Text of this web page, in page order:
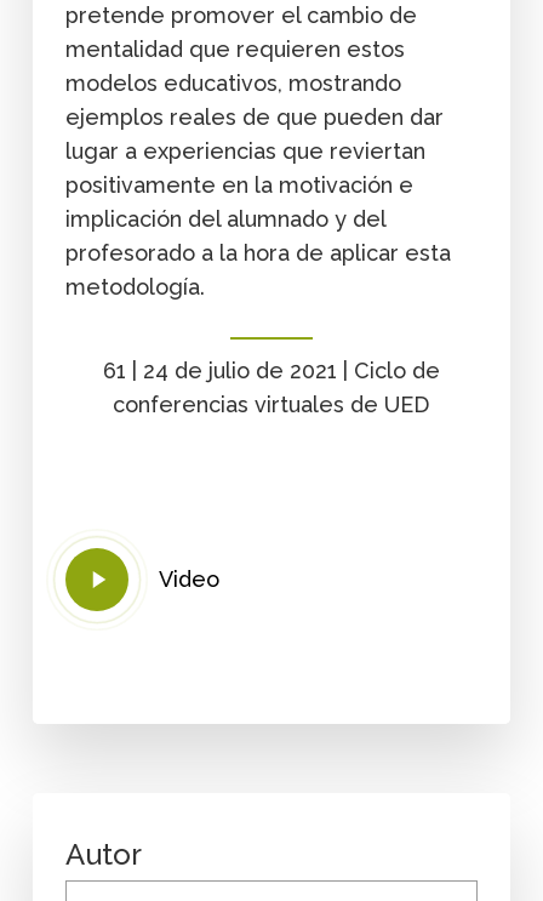
pretende promover el cambio de
mentalidad que requieren estos
modelos educativos, mostrando
ejemplos reales de que pueden dar
lugar a experiencias que reviertan
positivamente en la motivación e
implicación del alumnado y del
profesorado a la hora de aplicar esta
metodología.
61 | 24 de julio de 2021 | Ciclo de
conferencias virtuales de UED
Play
Video
Video
Autor